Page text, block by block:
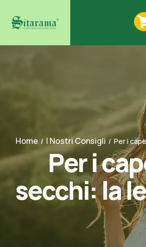
Home / I Nostri Consigli / Per i
Per i
secchi: la